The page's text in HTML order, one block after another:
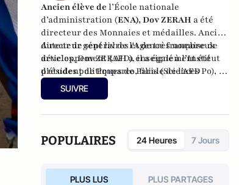
Ancien élève del’École nationale
d’administration (ENA), Dov ZERAH a été
directeur des Monnaies et médailles. Ancien
directeur général de l'Agence française de
développement (AFD), il a également été
président de Proparco, filiale de l’AFD
spécialisée dans le financement du secteur
privé et censeur d'OSEO.
Auteur de sept livres et de très nombreux
articles, Dov ZERAH a enseigné à l’Institut
d’études politiques de Paris (Sciences Po), à
l’ENA, ainsi qu’à l’École des hautes études
commerciales de Paris (HEC). Conseiller
Administrateur du Consistoire de Paris de
1998 à 2006 et de 2010 à 2018, il en a été le
SUIVRE
POPULAIRES 24 Heures 7 Jours
PLUS LUS PLUS PARTAGES